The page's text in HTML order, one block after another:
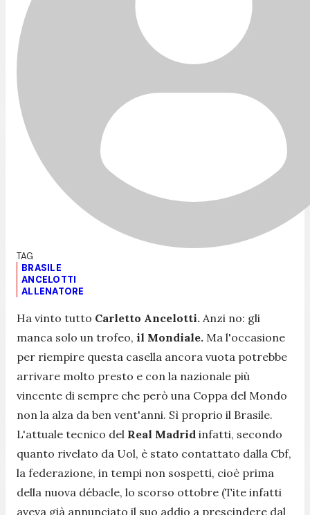
BRASILE
ANCELOTTI
ALLENATORE
Ha vinto tutto Carletto Ancelotti. Anzi no: gli
manca solo un trofeo, il Mondiale. Ma l'occasione
per riempire questa casella ancora vuota potrebbe
arrivare molto presto e con la nazionale più
vincente di sempre che però una Coppa del Mondo
non la alza da ben vent'anni. Sì proprio il Brasile.
L'attuale tecnico del Real Madrid infatti, secondo
quanto rivelato da Uol, è stato contattato dalla Cbf,
la federazione, in tempi non sospetti, cioè prima
della nuova débacle, lo scorso ottobre (Tite infatti
aveva già annunciato il suo addio a prescindere dal